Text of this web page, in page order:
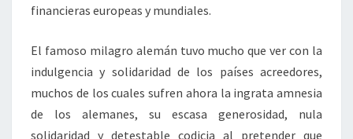
financieras europeas y mundiales.
El famoso milagro alemán tuvo mucho que ver con la
indulgencia y solidaridad de los países acreedores,
muchos de los cuales sufren ahora la ingrata amnesia
de los alemanes, su escasa generosidad, nula
solidaridad y detestable codicia al pretender que